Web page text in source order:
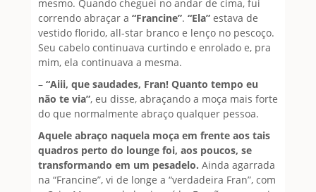
mesmo. Quando cheguei no andar de cima, fui
correndo abraçar a “Francine”. “Ela” estava de
vestido florido, all-star branco e lenço no pescoço.
Seu cabelo continuava curtindo e enrolado e, pra
mim, ela continuava a mesma.
– “Aiii, que saudades, Fran! Quanto tempo eu
não te via”, eu disse, abraçando a moça mais forte
do que normalmente abraço qualquer pessoa.
Aquele abraço naquela moça em frente aos tais
quadros perto do lounge foi, aos poucos, se
transformando em um pesadelo. Ainda agarrada
na “Francine”, vi de longe a “verdadeira Fran”, com